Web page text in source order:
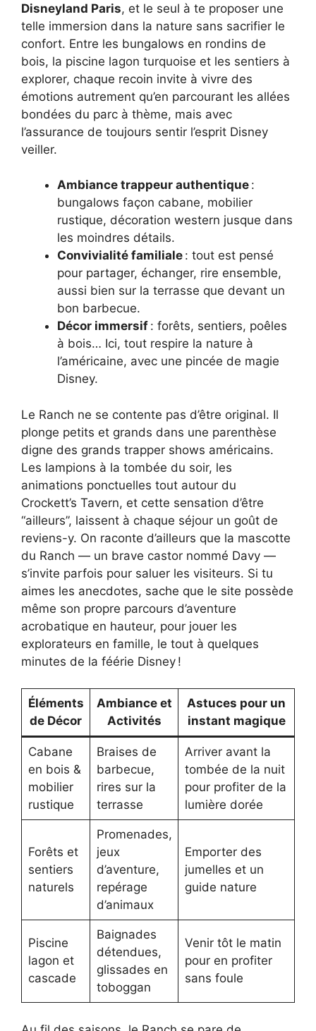
Disneyland Paris, et le seul à te proposer une
telle immersion dans la nature sans sacrifier le
confort. Entre les bungalows en rondins de
bois, la piscine lagon turquoise et les sentiers à
explorer, chaque recoin invite à vivre des
émotions autrement qu’en parcourant les allées
bondées du parc à thème, mais avec
l’assurance de toujours sentir l’esprit Disney
veiller.
Ambiance trappeur authentique :
bungalows façon cabane, mobilier
rustique, décoration western jusque dans
les moindres détails.
Convivialité familiale : tout est pensé
pour partager, échanger, rire ensemble,
aussi bien sur la terrasse que devant un
bon barbecue.
Décor immersif : forêts, sentiers, poêles
à bois… Ici, tout respire la nature à
l’américaine, avec une pincée de magie
Disney.
Le Ranch ne se contente pas d’être original. Il
plonge petits et grands dans une parenthèse
digne des grands trapper shows américains.
Les lampions à la tombée du soir, les
animations ponctuelles tout autour du
Crockett’s Tavern, et cette sensation d’être
“ailleurs”, laissent à chaque séjour un goût de
reviens-y. On raconte d’ailleurs que la mascotte
du Ranch — un brave castor nommé Davy —
s’invite parfois pour saluer les visiteurs. Si tu
aimes les anecdotes, sache que le site possède
même son propre parcours d’aventure
acrobatique en hauteur, pour jouer les
explorateurs en famille, le tout à quelques
minutes de la féérie Disney !
Éléments
de Décor
Ambiance et
Activités
Astuces pour un
instant magique
Cabane
en bois &
mobilier
rustique
Braises de
barbecue,
rires sur la
terrasse
Arriver avant la
tombée de la nuit
pour profiter de la
lumière dorée
Forêts et
sentiers
naturels
Promenades,
jeux
d’aventure,
repérage
d’animaux
Emporter des
jumelles et un
guide nature
Piscine
lagon et
cascade
Baignades
détendues,
glissades en
toboggan
Venir tôt le matin
pour en profiter
sans foule